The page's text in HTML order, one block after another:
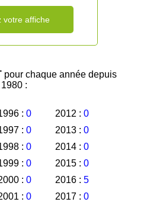
votre affiche
pour chaque année depuis
1980 :
: 0
: 0
: 0
: 0
: 0
: 0
2012 : 0
2013 : 0
2014 : 0
2015 : 0
2016 : 5
2017 : 0